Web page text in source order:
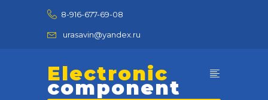
8-916-677-69-08
urasavin@yandex.ru
Electronic
component